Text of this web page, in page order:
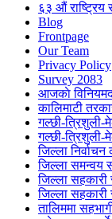
६३ औं राष्ट्रिय
Blog
Frontpage
Our Team
Privacy Policy
Survey 2083
आजकाे
कालिमाटी
गल्छी-
गल्छी-
जिल्ला
जिल्ला समन्वय
जिल्ला
जिल्ला
तालिममा